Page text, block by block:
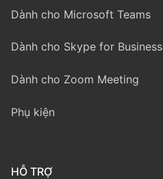
Dành cho Microsoft Teams
Dành cho Skype for Business
Dành cho Zoom Meeting
Phụ kiện
HỖ TRỢ